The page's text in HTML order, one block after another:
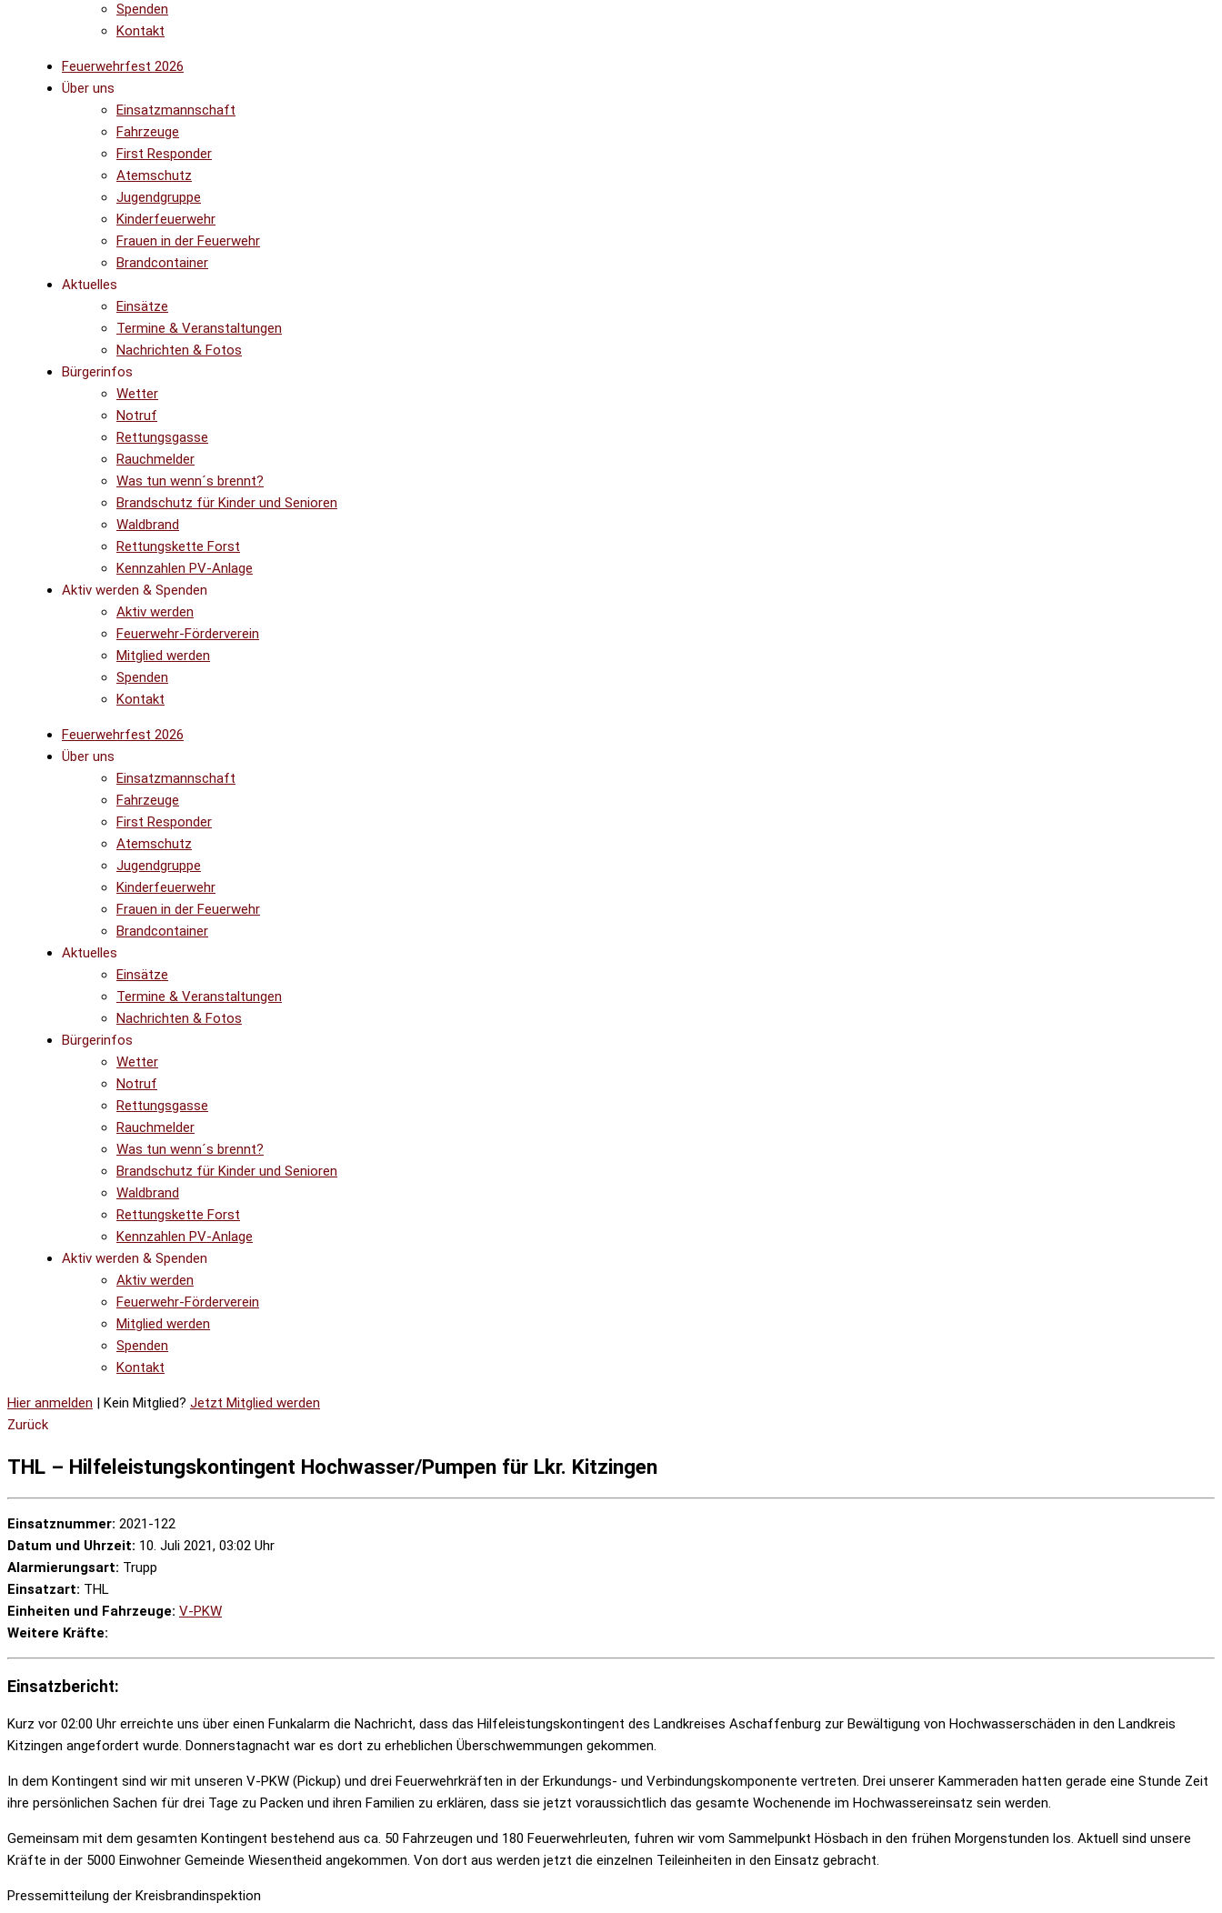
Spenden
Kontakt
Feuerwehrfest 2026
Über uns
Einsatzmannschaft
Fahrzeuge
First Responder
Atemschutz
Jugendgruppe
Kinderfeuerwehr
Frauen in der Feuerwehr
Brandcontainer
Aktuelles
Einsätze
Termine & Veranstaltungen
Nachrichten & Fotos
Bürgerinfos
Wetter
Notruf
Rettungsgasse
Rauchmelder
Was tun wenn´s brennt?
Brandschutz für Kinder und Senioren
Waldbrand
Rettungskette Forst
Kennzahlen PV-Anlage
Aktiv werden & Spenden
Aktiv werden
Feuerwehr-Förderverein
Mitglied werden
Spenden
Kontakt
Feuerwehrfest 2026
Über uns
Einsatzmannschaft
Fahrzeuge
First Responder
Atemschutz
Jugendgruppe
Kinderfeuerwehr
Frauen in der Feuerwehr
Brandcontainer
Aktuelles
Einsätze
Termine & Veranstaltungen
Nachrichten & Fotos
Bürgerinfos
Wetter
Notruf
Rettungsgasse
Rauchmelder
Was tun wenn´s brennt?
Brandschutz für Kinder und Senioren
Waldbrand
Rettungskette Forst
Kennzahlen PV-Anlage
Aktiv werden & Spenden
Aktiv werden
Feuerwehr-Förderverein
Mitglied werden
Spenden
Kontakt
Hier anmelden | Kein Mitglied? Jetzt Mitglied werden
Zurück
THL – Hilfeleistungskontingent Hochwasser/Pumpen für Lkr. Kitzingen
Einsatznummer: 2021-122
Datum und Uhrzeit: 10. Juli 2021, 03:02 Uhr
Alarmierungsart: Trupp
Einsatzart: THL
Einheiten und Fahrzeuge: V-PKW
Weitere Kräfte:
Einsatzbericht:
Kurz vor 02:00 Uhr erreichte uns über einen Funkalarm die Nachricht, dass das Hilfeleistungskontingent des Landkreises Aschaffenburg zur Bewältigung von Hochwasserschäden in den Landkreis
Kitzingen angefordert wurde. Donnerstagnacht war es dort zu erheblichen Überschwemmungen gekommen.
In dem Kontingent sind wir mit unseren V-PKW (Pickup) und drei Feuerwehrkräften in der Erkundungs- und Verbindungskomponente vertreten. Drei unserer Kammeraden hatten gerade eine Stunde Zeit
ihre persönlichen Sachen für drei Tage zu Packen und ihren Familien zu erklären, dass sie jetzt voraussichtlich das gesamte Wochenende im Hochwassereinsatz sein werden.
Gemeinsam mit dem gesamten Kontingent bestehend aus ca. 50 Fahrzeugen und 180 Feuerwehrleuten, fuhren wir vom Sammelpunkt Hösbach in den frühen Morgenstunden los. Aktuell sind unsere
Kräfte in der 5000 Einwohner Gemeinde Wiesentheid angekommen. Von dort aus werden jetzt die einzelnen Teileinheiten in den Einsatz gebracht.
Pressemitteilung der Kreisbrandinspektion